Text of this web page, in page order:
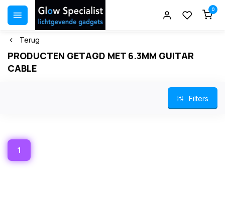
0
Terug
PRODUCTEN GETAGD MET 6.3MM GUITAR
CABLE
Filters
1